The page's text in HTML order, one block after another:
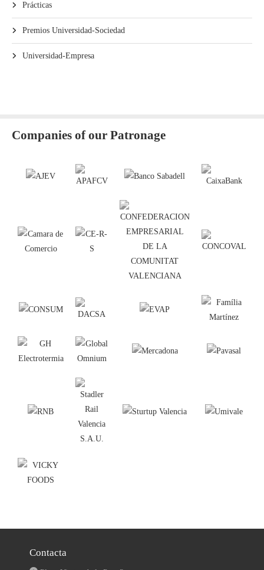
Prácticas
Premios Universidad-Sociedad
Universidad-Empresa
Companies of our Patronage
Contacta